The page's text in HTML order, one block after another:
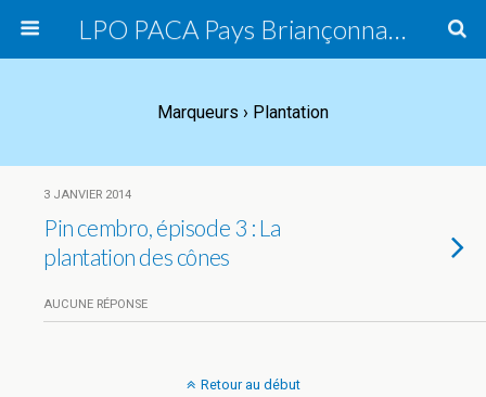
LPO PACA Pays Briançonnais, groupe local
Marqueurs › Plantation
3 JANVIER 2014
Pin cembro, épisode 3 : La
plantation des cônes
AUCUNE RÉPONSE
Retour au début